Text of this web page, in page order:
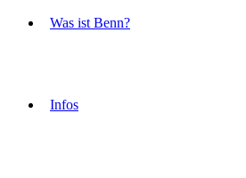
Was ist Benn?
Infos